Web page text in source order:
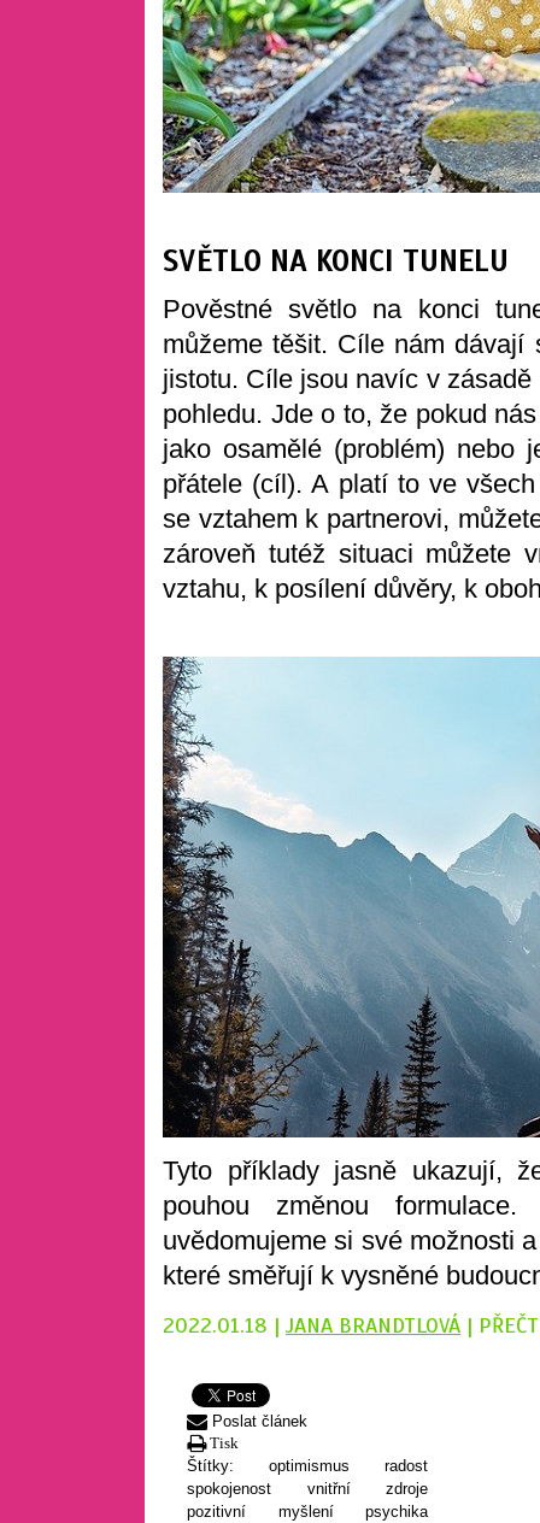
SVĚTLO NA KONCI TUNELU
Pověstné světlo na konci
můžeme těšit. Cíle nám dávají
jistotu. Cíle jsou navíc v
pohledu. Jde o to, že pokud
jako osamělé (problém) nebo
přátele (cíl). A platí to ve
se vztahem k partnerovi,
zároveň tutéž situaci můžete
vztahu, k posílení důvěry, k
Tyto příklady jasně ukazují,
pouhou změnou
uvědomujeme si své možnosti
které směřují k vysněné
2022.01.18 | JANA BRANDTLOVÁ |
Poslat článek
Tisk
Štítky: optimismus radost
spokojenost vnitřní zdroje
pozitivní myšlení psychika